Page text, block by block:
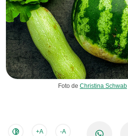
Foto de Christina Schwab
+A -A